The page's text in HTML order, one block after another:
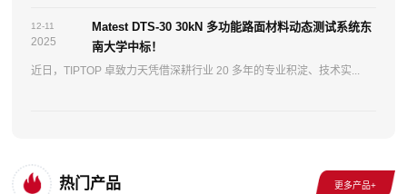
12-11
2025
Matest DTS-30 30kN 多功能路面材料动态测试系统东
南大学中标！
近日，TIPTOP 卓致力天凭借深耕行业 20 多年的专业积淀、技术实...
热门产品